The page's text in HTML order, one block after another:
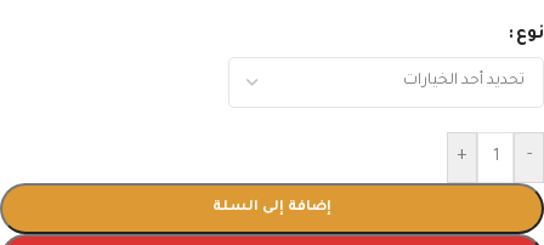
نوع
-
+
إضافة إلى السلة